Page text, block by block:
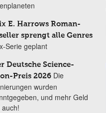
E. Harrows Roman-
sprengt alle Genres
Serie geplant
Deutsche Science-
Preis 2026 Die
wurden
und mehr Geld
auch!